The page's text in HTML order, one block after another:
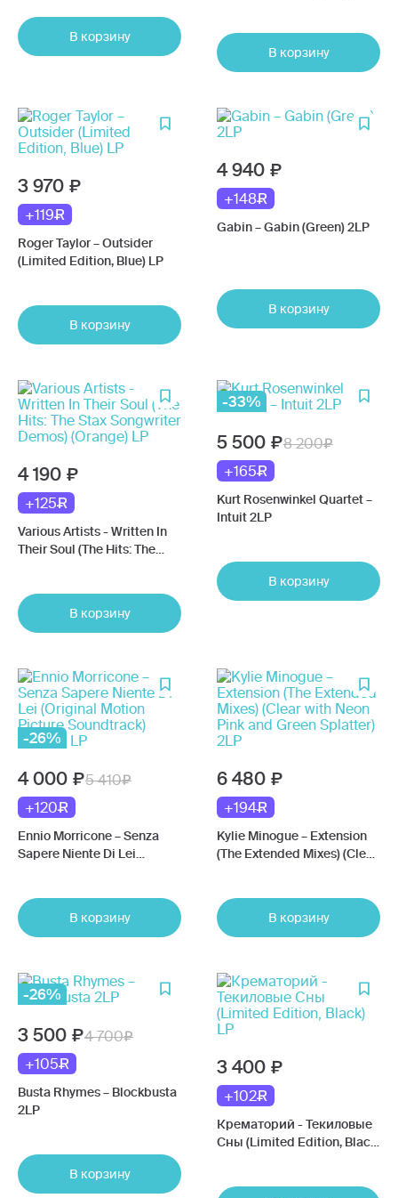
В корзину
В корзину
3 970
+119
Roger Taylor – Outsider
(Limited Edition, Blue) LP
В корзину
4 940
+148
Gabin – Gabin (Green) 2LP
В корзину
4 190
+125
Various Artists - Written In
Their Soul (The Hits: The
В корзину
-33%
5 500
8 200
+165
Kurt Rosenwinkel Quartet –
Intuit 2LP
В корзину
-26%
4 000
5 410
+120
Ennio Morricone – Senza
Sapere Niente Di Lei
В корзину
6 480
+194
Kylie Minogue – Extension
(The Extended Mixes) (Clear
В корзину
-26%
3 500
4 700
+105
Busta Rhymes – Blockbusta
2LP
В корзину
3 400
+102
Крематорий - Текиловые
Сны (Limited Edition, Black)